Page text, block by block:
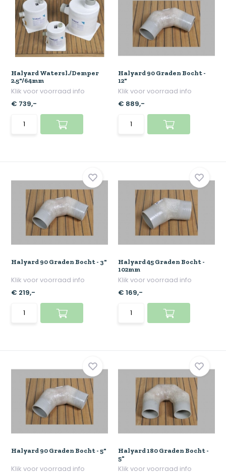
Halyard Watersl./Demper
2.5"/64mm
Klik voor voorraad info
€ 739,-
Halyard 90 Graden Bocht -
12"
Klik voor voorraad info
€ 889,-
Halyard 90 Graden Bocht - 3"
Klik voor voorraad info
€ 219,-
Halyard 45 Graden Bocht -
102mm
Klik voor voorraad info
€ 169,-
Halyard 90 Graden Bocht - 5"
Klik voor voorraad info
Halyard 180 Graden Bocht -
5"
Klik voor voorraad info